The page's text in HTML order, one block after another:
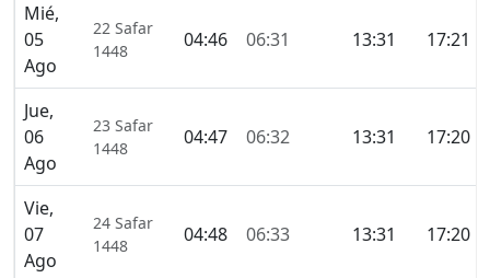
Mié,
05
Ago
22 Safar
1448
04:46 06:31 13:31 17:21
Jue,
06
Ago
23 Safar
1448
04:47 06:32 13:31 17:20
Vie,
07
Ago
24 Safar
1448
04:48 06:33 13:31 17:20